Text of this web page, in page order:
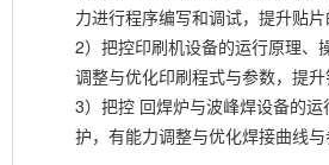
力进行程序编写和调试，提升贴片
2）把控印刷机设备的运行原理、
调整与优化印刷程式与参数，提升
3）把控 回焊炉与波峰焊设备的
护，有能力调整与优化焊接曲线与